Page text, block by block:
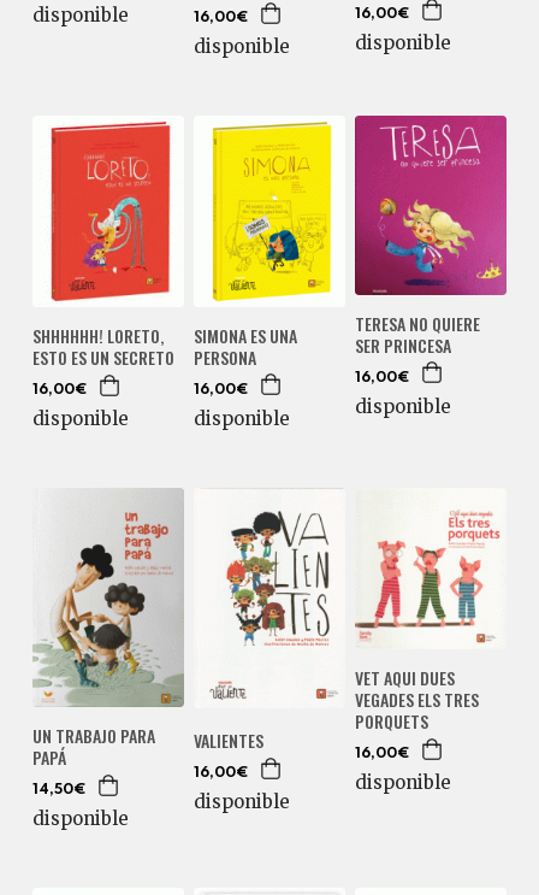
disponible 16,00€
disponible
16,00€
disponible
SHHHHHH! LORETO,
ESTO ES UN SECRETO
16,00€
disponible
SIMONA ES UNA
PERSONA
16,00€
disponible
TERESA NO QUIERE
SER PRINCESA
16,00€
disponible
UN TRABAJO PARA
PAPÁ
14,50€
disponible
VALIENTES
16,00€
disponible
VET AQUI DUES
VEGADES ELS TRES
PORQUETS
16,00€
disponible